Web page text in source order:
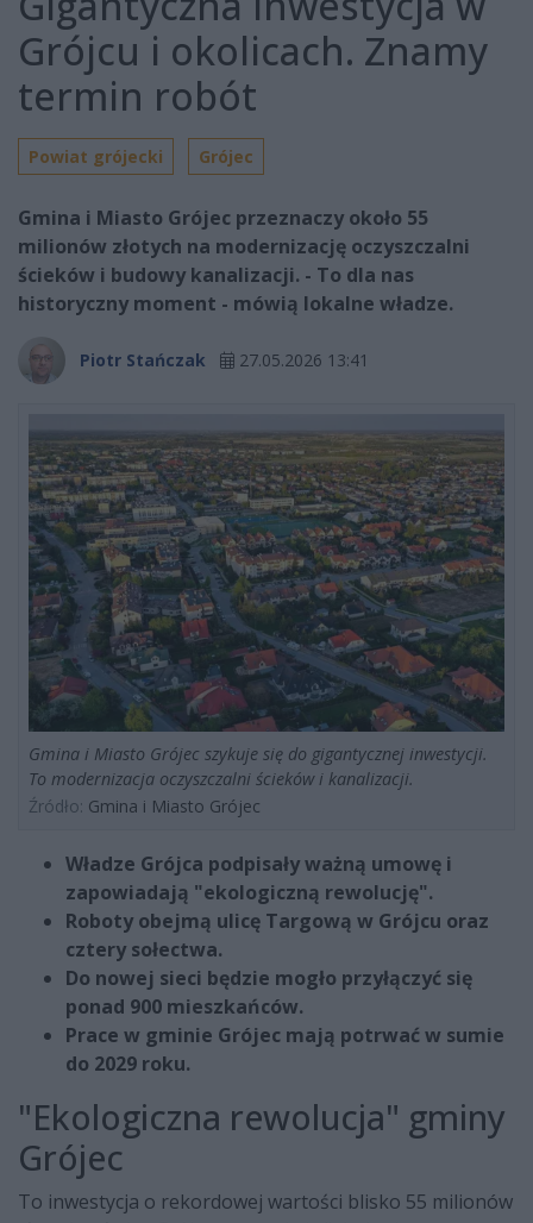
Grójcu i okolicach. Znamy
termin robót
Powiat grójecki Grójec
Gmina i Miasto Grójec przeznaczy około 55
milionów złotych na modernizację oczyszczalni
ścieków i budowy kanalizacji. - To dla nas
historyczny moment - mówią lokalne władze.
Piotr Stańczak 27.05.2026 13:41
Gmina i Miasto Grójec szykuje się do gigantycznej inwestycji.
To modernizacja oczyszczalni ścieków i kanalizacji.
Źródło: Gmina i Miasto Grójec
Władze Grójca podpisały ważną umowę i
zapowiadają "ekologiczną rewolucję".
Roboty obejmą ulicę Targową w Grójcu oraz
cztery sołectwa.
Do nowej sieci będzie mogło przyłączyć się
ponad 900 mieszkańców.
Prace w gminie Grójec mają potrwać w sumie
do 2029 roku.
"Ekologiczna rewolucja" gminy
Grójec
To inwestycja o rekordowej wartości blisko 55 milionów